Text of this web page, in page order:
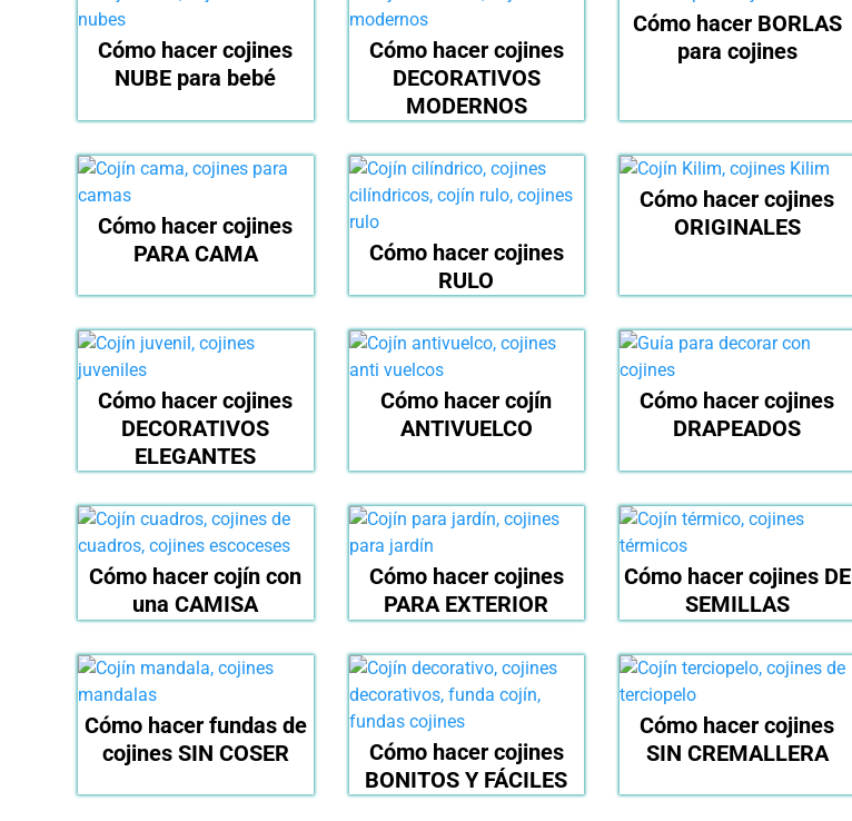
Cómo hacer cojines
NUBE para bebé
Cómo hacer cojines
DECORATIVOS
MODERNOS
Cómo hacer BORLAS
para cojines
Cómo hacer cojines
PARA CAMA
Cómo hacer cojines
RULO
Cómo hacer cojines
ORIGINALES
Cómo hacer cojines
DECORATIVOS
ELEGANTES
Cómo hacer cojín
ANTIVUELCO
Cómo hacer cojines
DRAPEADOS
Cómo hacer cojín con
una CAMISA
Cómo hacer cojines
PARA EXTERIOR
Cómo hacer cojines DE
SEMILLAS
Cómo hacer fundas de
cojines SIN COSER
Cómo hacer cojines
BONITOS Y FÁCILES
Cómo hacer cojines
SIN CREMALLERA